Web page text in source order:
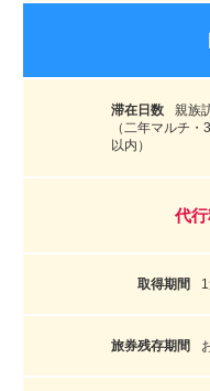
親族
（二年マルチ
以内）